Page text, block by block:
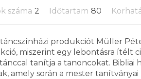
száma 2 Időtartam 80
táncszínházi produkciót Müller
miszerint egy lebontásra ítélt
tanítja a tanoncokat. Bibliai
amely során a mester